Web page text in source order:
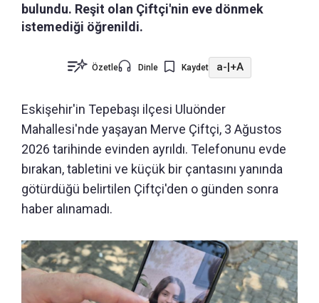
bulundu. Reşit olan Çiftçi'nin eve dönmek
istemediği öğrenildi.
Özetle Dinle Kaydet a-|+A
Eskişehir'in Tepebaşı ilçesi Uluönder
Mahallesi'nde yaşayan Merve Çiftçi, 3 Ağustos
2026 tarihinde evinden ayrıldı. Telefonunu evde
bırakan, tabletini ve küçük bir çantasını yanında
götürdüğü belirtilen Çiftçi'den o günden sonra
haber alınamadı.